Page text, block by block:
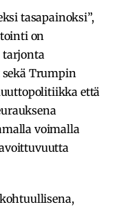
tasapainoksi”,
on
tarjonta
Trumpin
että
voimalla